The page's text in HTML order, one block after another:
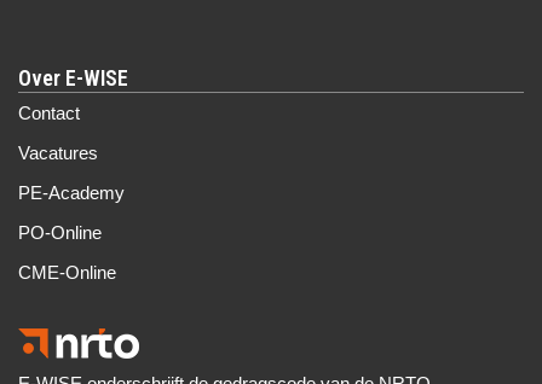
Over E-WISE
Contact
Vacatures
PE-Academy
PO-Online
CME-Online